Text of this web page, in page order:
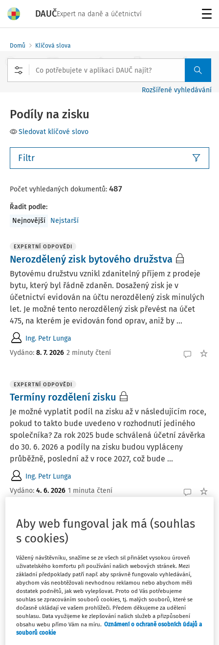
DAUČExpert na daně a účetnictví
Domů Klíčová slova
Rozšířené vyhledávání
Podíly na zisku
Sledovat klíčové slovo
Filtr
Počet vyhledaných dokumentů: 487
Řadit podle:
Nejnovější
Nejstarší
EXPERTNÍ ODPOVĚDI
Nerozdělený zisk bytového družstva
Bytovému družstvu vznikl zdanitelný příjem z prodeje
bytu, který byl řádně zdaněn. Dosažený zisk je v
účetnictví evidován na účtu nerozdělený zisk minulých
let. Je možné tento nerozdělený zisk převést na účet
475, na kterém je evidován fond oprav, aniž by ...
Ing. Petr Lunga
Vydáno: 8. 7. 2026 2 minuty čtení
EXPERTNÍ ODPOVĚDI
Termíny rozdělení zisku
Je možné vyplatit podíl na zisku až v následujícím roce,
pokud to takto bude uvedeno v rozhodnutí jediného
společníka? Za rok 2025 bude schválená účetní závěrka
do 30. 6. 2026 a podíly na zisku budou vypláceny
průběžně, poslední až v roce 2027, což bude ...
Ing. Petr Lunga
Vydáno: 4. 6. 2026 1 minuta čtení
EXPERTNÍ ODPOVĚDI
Srážková daň z rozdělení zisku mezi
spojenými osobami
Společnost s r. o. si chce rozdělit nerozdělený zisk
minulých let. Jedná se o dceřinou společnost, jediným
společníkem je mateřská společnost. Platí se 15%
srážková daň při rozdělení zisku mezi matkou a dcerou?
Matka je ale rakouská společnost, zatímco ...
Ing. Radko Doležal
Aby web fungoval jak má (souhlas
s cookies)
Vážený návštěvníku, snažíme se ze všech sil přinášet vysokou úroveň
uživatelského komfortu při používání našich webových stránek. Mezi
základní předpoklady patří např. aby správně fungovalo vyhledávání,
abychom vás neobtěžovali nevhodnou reklamou nebo abychom měli
dostatek podnětů, jak web vylepšovat. Proto od Vás potřebujeme
souhlas se zpracováním souborů cookies, tj. malých souborů, které se
dočasně ukládají ve vašem prohlížeči. Předem děkujeme za udělení
souhlasu. Data využijeme ke zlepšování našich služeb a přizpůsobení
obsahu webu přímo Vám na míru. Oznámení o ochraně osobních údajů a
souborů cookie